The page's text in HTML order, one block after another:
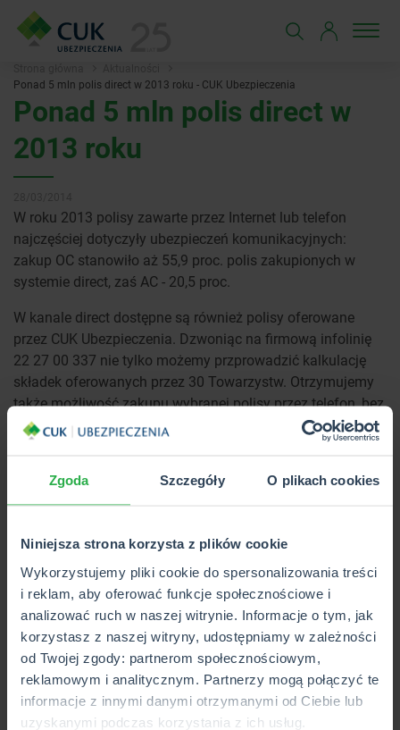
Zgoda Szczegóły O plikach cookies
Niniejsza strona korzysta z plików cookie
Wykorzystujemy pliki cookie do spersonalizowania treści
i reklam, aby oferować funkcje społecznościowe i
analizować ruch w naszej witrynie. Informacje o tym, jak
korzystasz z naszej witryny, udostępniamy w zależności
od Twojej zgody: partnerom społecznościowym,
reklamowym i analitycznym. Partnerzy mogą połączyć te
informacje z innymi danymi otrzymanymi od Ciebie lub
uzyskanymi podczas korzystania z ich usług.
Ponad 5 mln polis direct w 2013 roku - CUK Ubezpieczenia
Ponad 5 mln polis direct w
2013 roku
W roku 2013 polisy zawarte przez Internet lub telefon
najczęściej dotyczyły ubezpieczeń komunikacyjnych:
zakup OC stanowiło aż 55,9 proc. polis zakupionych w
systemie direct, zaś AC - 20,5 proc.
W kanale direct dostępne są również polisy oferowane
przez CUK Ubezpieczenia. Dzwoniąc na firmową infolinię
22 27 00 337 nie tylko możemy przprowadzić kalkulację
składek oferowanych przez 30 Towarzystw. Otrzymujemy
także możliwość zakupu wybranej polisy przez telefon, bez
konieczności wizyty w placówce lub u agenta!
ubezpieczenia samochodu:
AC,
NNW,
jak i ubezpieczenia domu i mieszkania oraz podróży
spośród wielu Towarzystw, m.in.: Link 4, Liberty Direct, Axa,
Warta Direct, MTU czy You Can Drive.
Nasi Doradcy czekają na Państwa telefony od poniedziałku
do piątku, od godziny 8:00 do 20:00 oraz w soboty i